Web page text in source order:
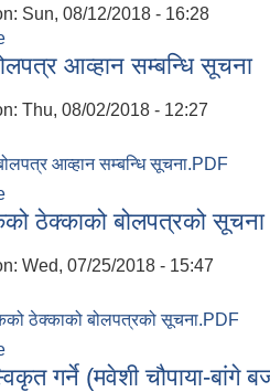
Sun, 08/12/2018 - 16:28
आव्हान सम्बन्धि सूचना
Thu, 08/02/2018 - 12:27
आव्हान सम्बन्धि सूचना.PDF
ठेक्काको बोलपत्रको सूचना
Wed, 07/25/2018 - 15:47
ठेक्काको बोलपत्रको सूचना.PDF
गर्ने (मवेशी चौपाया-